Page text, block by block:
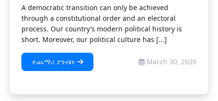
A democratic transition can only be achieved
through a constitutional order and an electoral
process. Our country’s modern political history is
short. Moreover, our political culture has [...]
ተጨማሪ ያንብቡ March 30, 2026